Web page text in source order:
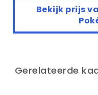
Bekijk prijs
Gerelateerde